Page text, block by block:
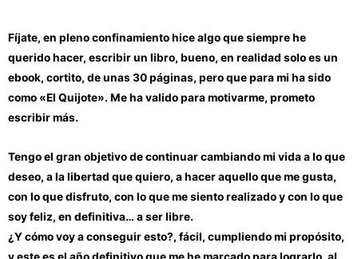
Fíjate, en pleno confinamiento hice algo que siempre he
querido hacer, escribir un libro, bueno, en realidad solo es un
ebook, cortito, de unas 30 páginas, pero que para mi ha sido
como «El Quijote». Me ha valido para motivarme, prometo
escribir más.
Tengo el gran objetivo de continuar cambiando mi vida a lo que
deseo, a la libertad que quiero, a hacer aquello que me gusta,
con lo que disfruto, con lo que me siento realizado y con lo que
soy feliz, en definitiva… a ser libre.
¿Y cómo voy a conseguir esto?, fácil, cumpliendo mi propósito,